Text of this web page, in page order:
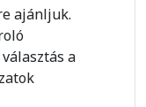
ajánljuk.
a